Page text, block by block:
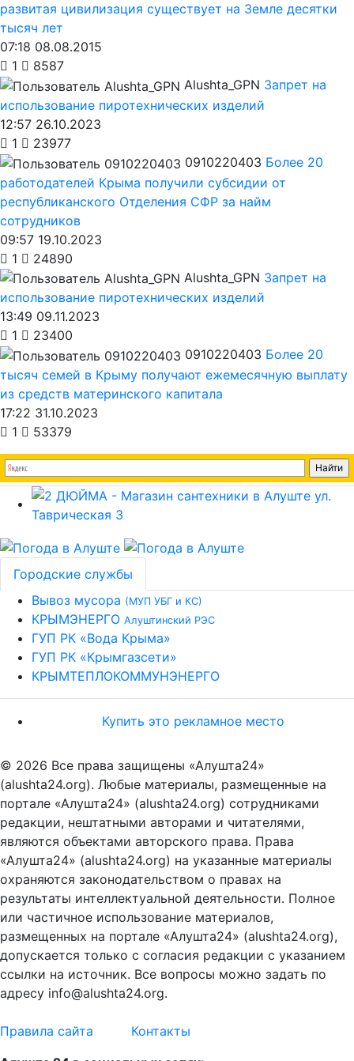
развитая цивилизация существует на Земле десятки
тысяч лет
07:18 08.08.2015
1
8587
Alushta_GPN Запрет на
использование пиротехнических изделий
12:57 26.10.2023
1
23977
0910220403 Более 20
работодателей Крыма получили субсидии от
республиканского Отделения СФР за найм
сотрудников
09:57 19.10.2023
1
24890
Alushta_GPN Запрет на
использование пиротехнических изделий
13:49 09.11.2023
1
23400
0910220403 Более 20
тысяч семей в Крыму получают ежемесячную выплату
из средств материнского капитала
17:22 31.10.2023
1
53379
Городские службы
Вывоз мусора (МУП УБГ и КС)
КРЫМЭНЕРГО Алуштинский РЭС
ГУП РК «Вода Крыма»
ГУП РК «Крымгазсети»
КРЫМТЕПЛОКОММУНЭНЕРГО
Купить это рекламное место
© 2026 Все права защищены «Алушта24»
(alushta24.org). Любые материалы, размещенные на
портале «Алушта24» (alushta24.org) сотрудниками
редакции, нештатными авторами и читателями,
являются объектами авторского права. Права
«Алушта24» (alushta24.org) на указанные материалы
охраняются законодательством о правах на
результаты интеллектуальной деятельности. Полное
или частичное использование материалов,
размещенных на портале «Алушта24» (alushta24.org),
допускается только с согласия редакции с указанием
ссылки на источник. Все вопросы можно задать по
адресу info@alushta24.org.
Правила сайта
Контакты